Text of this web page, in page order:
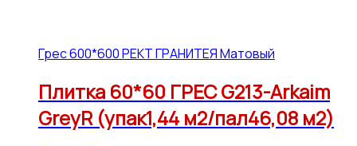
Грес 600*600 РЕКТ ГРАНИТЕЯ Матовый
Плитка 60*60 ГРЕС G213-Arkaim
GreyR (упак1,44 м2/пал46,08 м2)